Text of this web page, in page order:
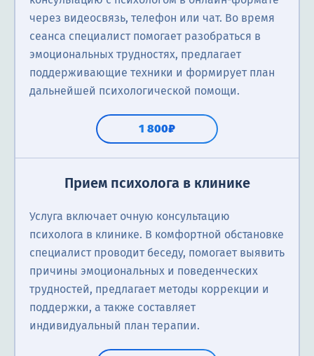
через видеосвязь, телефон или чат. Во время
сеанса специалист помогает разобраться в
эмоциональных трудностях, предлагает
поддерживающие техники и формирует план
дальнейшей психологической помощи.
1 800₽
Прием психолога в клинике
Услуга включает очную консультацию
психолога в клинике. В комфортной обстановке
специалист проводит беседу, помогает выявить
причины эмоциональных и поведенческих
трудностей, предлагает методы коррекции и
поддержки, а также составляет
индивидуальный план терапии.